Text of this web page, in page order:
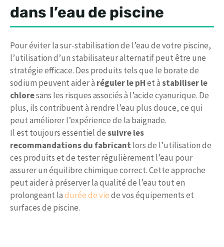
dans l’eau de piscine
Pour éviter la sur-stabilisation de l’eau de votre piscine,
l’utilisation d’un stabilisateur alternatif peut être une
stratégie efficace. Des produits tels que le borate de
sodium peuvent aider à réguler le pHet àstabiliser le
chloresans les risques associés à l’acide cyanurique. De
plus, ils contribuent à rendre l’eau plus douce, ce qui
peut améliorer l’expérience de la baignade.
Il est toujours essentiel desuivre les
recommandations du fabricant lors de l’utilisation de
ces produits et de tester régulièrement l’eau pour
assurer un équilibre chimique correct. Cette approche
peut aider à préserver la qualité de l’eau tout en
prolongeant ladurée de viede vos équipements et
surfaces de piscine.